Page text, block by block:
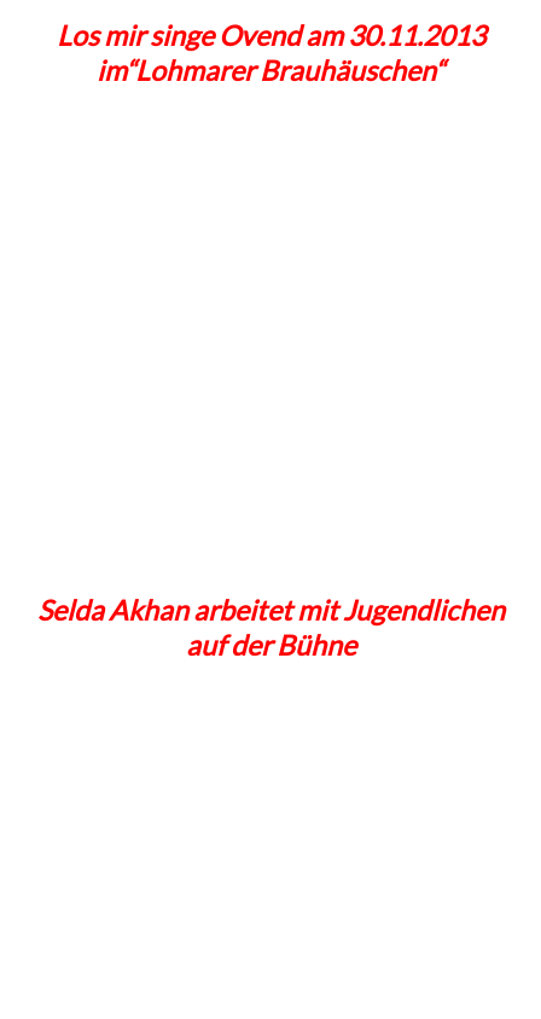
Los mir singe Ovend am 30.11.2013
im“Lohmarer Brauhäuschen“
Selda Akhan arbeitet mit Jugendlichen
auf der Bühne